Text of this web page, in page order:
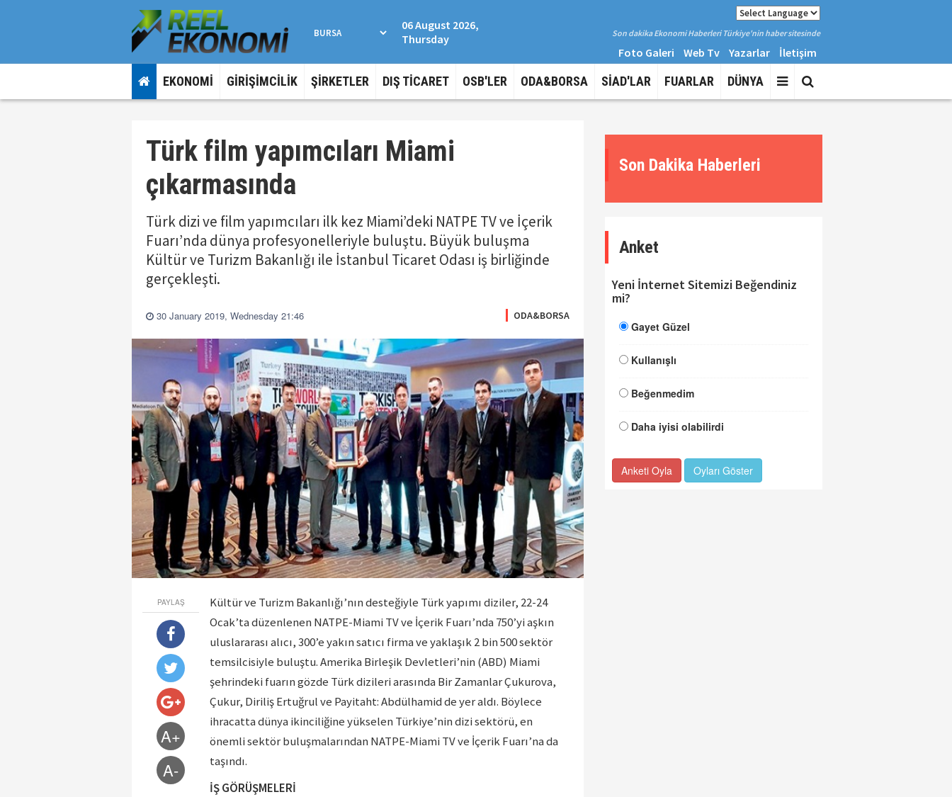
06 August 2026,
Thursday
Son dakika Ekonomi Haberleri Türkiye'nin haber sitesinde
Foto Galeri Web Tv Yazarlar İletişim
EKONOMİ GİRİŞİMCİLİK ŞİRKETLER DIŞ TİCARET OSB'LER ODA&BORSA SİAD'LAR FUARLAR DÜNYA
Türk film yapımcıları Miami
çıkarmasında
Türk dizi ve film yapımcıları ilk kez Miami’deki NATPE TV ve İçerik
Fuarı’nda dünya profesyonelleriyle buluştu. Büyük buluşma
Kültür ve Turizm Bakanlığı ile İstanbul Ticaret Odası iş birliğinde
gerçekleşti.
30 January 2019, Wednesday 21:46 ODA&BORSA
PAYLAŞ
A+
A-
Kültür ve Turizm Bakanlığı’nın desteğiyle Türk yapımı diziler, 22-24
Ocak’ta düzenlenen NATPE-Miami TV ve İçerik Fuarı’nda 750’yi aşkın
uluslararası alıcı, 300’e yakın satıcı firma ve yaklaşık 2 bin 500 sektör
temsilcisiyle buluştu. Amerika Birleşik Devletleri’nin (ABD) Miami
şehrindeki fuarın gözde Türk dizileri arasında Bir Zamanlar Çukurova,
Çukur, Diriliş Ertuğrul ve Payitaht: Abdülhamid de yer aldı. Böylece
ihracatta dünya ikinciliğine yükselen Türkiye’nin dizi sektörü, en
önemli sektör buluşmalarından NATPE-Miami TV ve İçerik Fuarı’na da
taşındı.
İŞ GÖRÜŞMELERİ
Son Dakika Haberleri
Anket
Yeni İnternet Sitemizi Beğendiniz
mi?
Gayet Güzel
Kullanışlı
Beğenmedim
Daha iyisi olabilirdi
Anketi Oyla Oyları Göster